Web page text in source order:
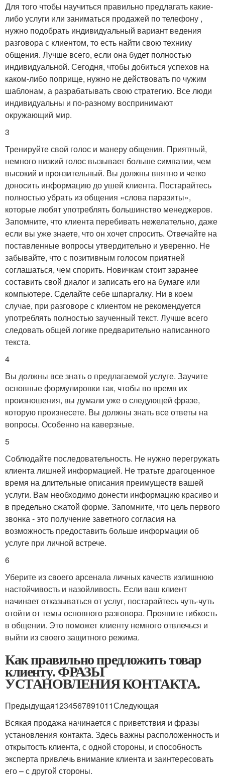
Для того чтобы научиться правильно предлагать какие-
либо услуги или заниматься продажей по телефону ,
нужно подобрать индивидуальный вариант ведения
разговора с клиентом, то есть найти свою технику
общения. Лучше всего, если она будет полностью
индивидуальной. Сегодня, чтобы добиться успехов на
каком-либо поприще, нужно не действовать по чужим
шаблонам, а разрабатывать свою стратегию. Все люди
индивидуальны и по-разному воспринимают
окружающий мир.
3
Тренируйте свой голос и манеру общения. Приятный,
немного низкий голос вызывает больше симпатии, чем
высокий и пронзительный. Вы должны внятно и четко
доносить информацию до ушей клиента. Постарайтесь
полностью убрать из общения «слова паразиты»,
которые любят употреблять большинство менеджеров.
Запомните, что клиента перебивать нежелательно, даже
если вы уже знаете, что он хочет спросить. Отвечайте на
поставленные вопросы утвердительно и уверенно. Не
забывайте, что с позитивным голосом приятней
соглашаться, чем спорить. Новичкам стоит заранее
составить свой диалог и записать его на бумаге или
компьютере. Сделайте себе шпаргалку. Ни в коем
случае, при разговоре с клиентом не рекомендуется
употреблять полностью заученный текст. Лучше всего
следовать общей логике предварительно написанного
текста.
4
Вы должны все знать о предлагаемой услуге. Заучите
основные формулировки так, чтобы во время их
произношения, вы думали уже о следующей фразе,
которую произнесете. Вы должны знать все ответы на
вопросы. Особенно на каверзные.
5
Соблюдайте последовательность. Не нужно перегружать
клиента лишней информацией. Не тратьте драгоценное
время на длительные описания преимуществ вашей
услуги. Вам необходимо донести информацию красиво и
в предельно сжатой форме. Запомните, что цель первого
звонка - это получение заветного согласия на
возможность предоставить больше информации об
услуге при личной встрече.
6
Уберите из своего арсенала личных качеств излишнюю
настойчивость и назойливость. Если ваш клиент
начинает отказываться от услуг, постарайтесь чуть-чуть
отойти от темы основного разговора. Проявите гибкость
в общении. Это поможет клиенту немного отвлечься и
выйти из своего защитного режима.
Как правильно предложить товар
клиенту. ФРАЗЫ
УСТАНОВЛЕНИЯ КОНТАКТА.
Предыдущая1234567891011Следующая
Всякая продажа начинается с приветствия и фразы
установления контакта. Здесь важны расположенность и
открытость клиента, с одной стороны, и способность
эксперта привлечь внимание клиента и заинтересовать
его – с другой стороны.